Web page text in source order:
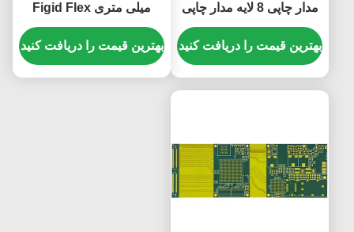
مدار چاپی 8 لایه مدار چاپی
1 میلی متری سبز پوشش
فیلم سفید
بهترین قیمت را دریافت کنید
میلی متری Figid Flex
PCB 1oz 85.19*73.3mm
بهترین قیمت را دریافت کنید